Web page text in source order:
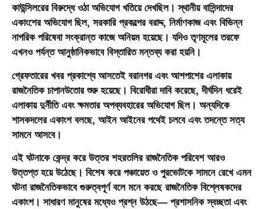
কাউন্সিলরের বিরুদ্ধে ওঠা অভিযোগ খতিয়ে দেখছিল। স্থানীয় বাসিন্দাদের
একাংশের অভিযোগ ছিল, সরকারি প্রকল্পের বরাদ্দ, নির্মাণকাজ এবং বিভিন্ন
নাগরিক পরিষেবা সংক্রান্ত কাজে অনিয়ম হয়েছে। যদিও তৃণমূলের তরফে
এখনও পর্যন্ত আনুষ্ঠানিকভাবে বিস্তারিত মন্তব্য করা হয়নি।
গ্রেফতারের খবর প্রকাশ্যে আসতেই বরানগর এবং আশপাশের এলাকায়
রাজনৈতিক চাপানউতোর শুরু হয়েছে। বিরোধীরা দাবি করেছে, দীর্ঘদিন ধরেই
এলাকায় দুর্নীতি এবং ক্ষমতার অপব্যবহারের অভিযোগ ছিল। অন্যদিকে
শাসকদলের একাংশ বলছে, আইন আইনের পথেই চলবে এবং তদন্তে সত্য
সামনে আসবে।
এই ঘটনাকে কেন্দ্র করে উত্তর শহরতলির রাজনৈতিক পরিবেশ আরও
উত্তপ্ত হয়ে উঠেছে। বিশেষ করে পঞ্চায়েত ও পুরভোটকে সামনে রেখে এমন
ঘটনা রাজনৈতিকভাবে গুরুত্বপূর্ণ বলে মনে করছে রাজনৈতিক বিশ্লেষকদের
একাংশ। সাধারণ মানুষের মধ্যেও প্রশ্ন উঠছে— প্রশাসনিক স্বচ্ছতা এবং